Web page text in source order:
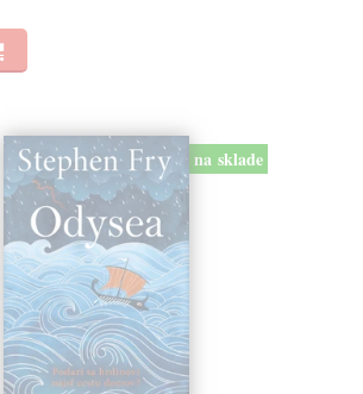
na sklade